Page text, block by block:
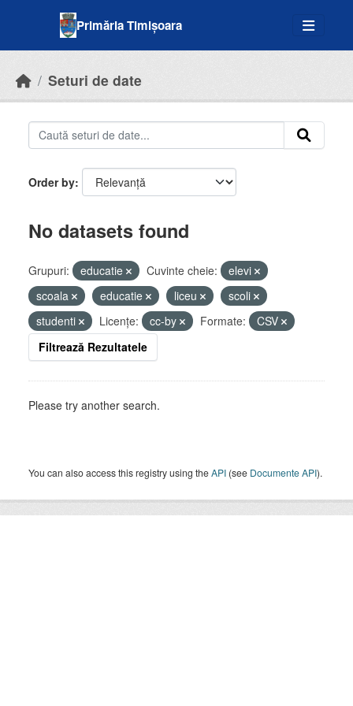
Primăria Timișoara
Seturi de date
Order by
No datasets found
Grupuri: educatie Cuvinte cheie:
elevi
scoala
educatie liceu
scoli
studenti
Licenţe: cc-by Formate:
CSV
Filtrează Rezultatele
Please try another search.
You can also access this registry using theAPI (see Documente API).